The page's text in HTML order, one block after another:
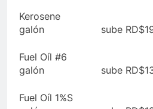
Kerosene
galón sube
Fuel Oíl #6
galón sube
Fuel Oíl 1%S